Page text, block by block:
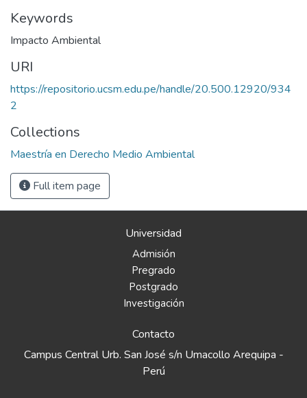
Keywords
Impacto Ambiental
URI
https://repositorio.ucsm.edu.pe/handle/20.500.12920/934
2
Collections
Maestría en Derecho Medio Ambiental
Full item page
Universidad
Admisión
Pregrado
Postgrado
Investigación
Contacto
Campus Central Urb. San José s/n Umacollo Arequipa -
Perú